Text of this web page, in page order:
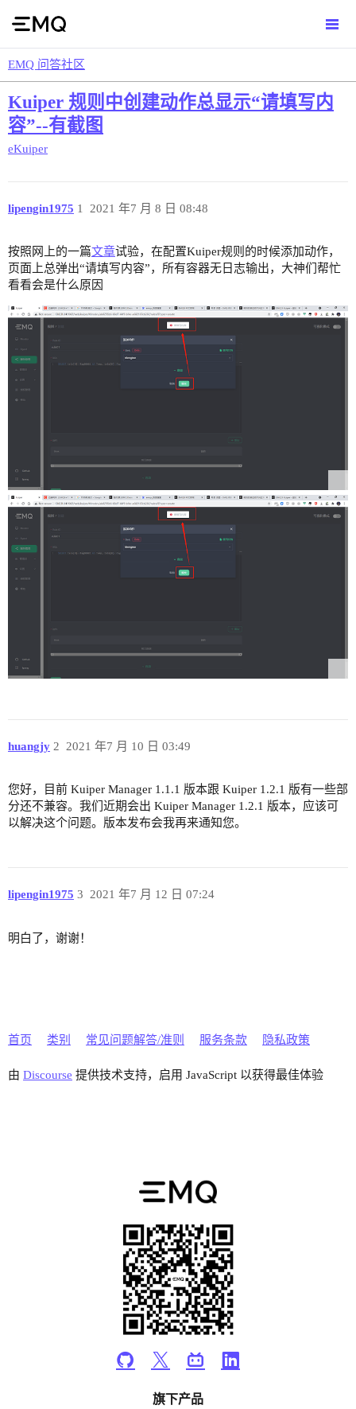
EMQ 问答社区
Kuiper 规则中创建动作总显示“请填写内
容”--有截图
eKuiper
lipengin1975 2021 年7 月 8 日 08:48
1
按照网上的一篇文章试验，在配置Kuiper规则的时候添加动作，
页面上总弹出“请填写内容”，所有容器无日志输出，大神们帮忙
看看会是什么原因
huangjy 2021 年7 月 10 日 03:49
2
您好，目前 Kuiper Manager 1.1.1 版本跟 Kuiper 1.2.1 版有一些部
分还不兼容。我们近期会出 Kuiper Manager 1.2.1 版本，应该可
以解决这个问题。版本发布会我再来通知您。
lipengin1975 2021 年7 月 12 日 07:24
3
明白了，谢谢！
首页 类别 常见问题解答/准则 服务条款 隐私政策
由 Discourse 提供技术支持，启用 JavaScript 以获得最佳体验
旗下产品